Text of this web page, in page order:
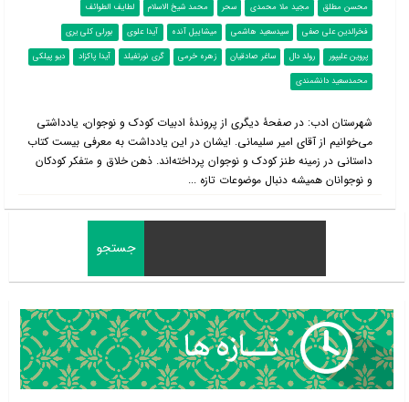
محسن مطلق
مجید ملا محمدی سحر محمد شیخ الاسلام
لطایف الطوائف
فخرالدین علی صفی
سیدسعید هاشمی میشاییل آنده آیدا علوی
بورلی کلی یری
پروین علیپور
رولد دال ساغر صادقیان زهره خرمی گری نورتفیلد آیدا پاکزاد
دیو پیلکی
محمدسعید دانشمندی
شهرستان ادب: در صفحۀ دیگری از پروندۀ ادبیات کودک و نوجوان، یادداشتی
می‌خوانیم از آقای امیر سلیمانی. ایشان در این یادداشت به معرفی بیست کتاب
داستانی در زمینه طنز کودک و نوجوان پرداخته‌اند. ذهن خلاق و متفکر کودکان
و نوجوانان همیشه دنبال موضوعات تازه ...